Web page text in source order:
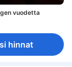
vuodetta
hinnat